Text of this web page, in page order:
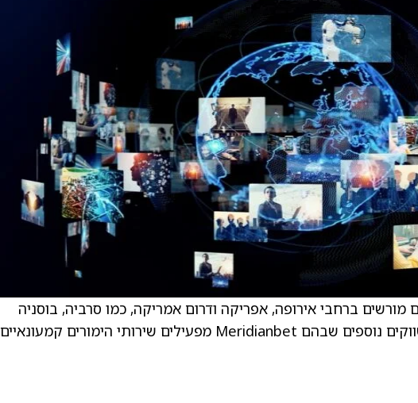
זו תהיה זמינה ב-18 אזורים מורשים ברחבי אירופה, אפריקה ודרום אמריקה, כמו סרביה, בוסניה
והרצגובינה, מונטנגרו ופרו, יחד עם שווקים נוספים שבהם Meridianbet מפעילים שירותי הימורים קמעונאיים